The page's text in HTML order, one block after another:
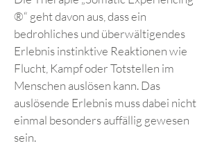
®“ geht davon aus, dass ein
bedrohliches und überwältigendes
Erlebnis instinktive Reaktionen wie
Flucht, Kampf oder Totstellen im
Menschen auslösen kann. Das
auslösende Erlebnis muss dabei nicht
einmal besonders auffällig gewesen
sein.